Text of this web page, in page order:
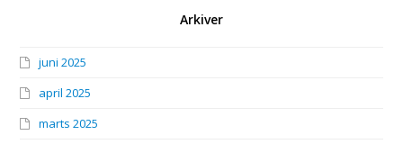
Arkiver
juni 2025
april 2025
marts 2025